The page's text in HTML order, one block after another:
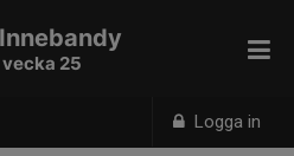
Logga in
25